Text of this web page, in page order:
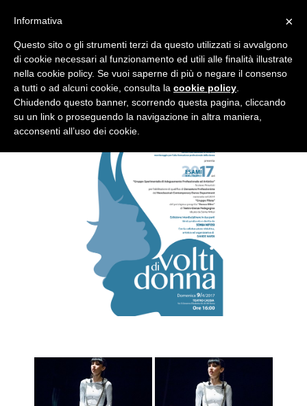
VOLTI DI DONNA
×
Informativa
Questo sito o gli strumenti terzi da questo utilizzati si avvalgono
di cookie necessari al funzionamento ed utili alle finalità illustrate
nella cookie policy. Se vuoi saperne di più o negare il consenso
a tutti o ad alcuni cookie, consulta la cookie policy
Chiudendo questo banner, scorrendo questa pagina, cliccando
su un link o proseguendo la navigazione in altra maniera,
acconsenti all’uso dei cookie.